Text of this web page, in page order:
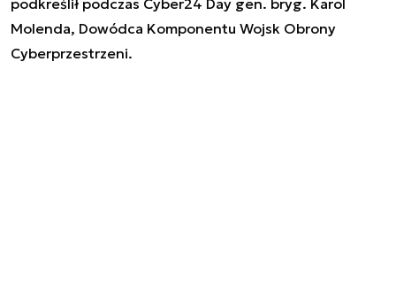
podkreślił podczas Cyber24 Day gen. bryg. Karol
Molenda, Dowódca Komponentu Wojsk Obrony
Cyberprzestrzeni.